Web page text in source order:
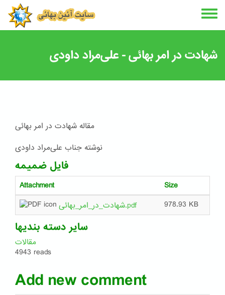
Skip
main
شهادت در امر بهائی - علی‌مراد داودی
مقاله شهادت در امر بهائی
نوشته جناب علی‌مراد داودی
فایل ضمیمه
Attachment
Size
شهادت_در_امر_بهائی.pdf
978.93 KB
سایر دسته بندیها
مقالات
4943 reads
Add new comment